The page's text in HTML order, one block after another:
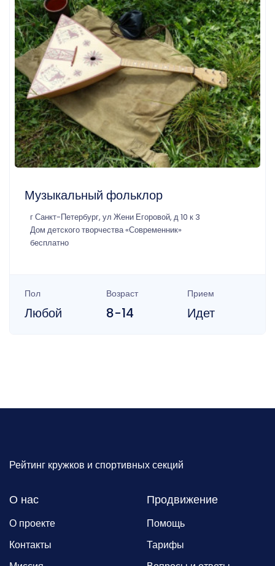
Музыкальный фольклор
г Санкт-Петербург, ул Жени Егоровой, д 10 к 3
Дом детского творчества «Современник»
бесплатно
Пол
Любой
Возраст
8-14
Прием
Идет
Рейтинг кружков и спортивных секций
О нас
О проекте
Контакты
Продвижение
Помощь
Тарифы